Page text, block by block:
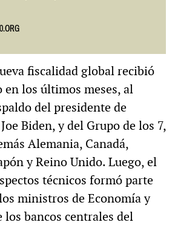
fiscalidad global recibió
los últimos meses, al
del presidente de
Biden, y del Grupo de los 7,
Alemania, Canadá,
y Reino Unido. Luego, el
técnicos formó parte
ministros de Economía y
los bancos centrales del